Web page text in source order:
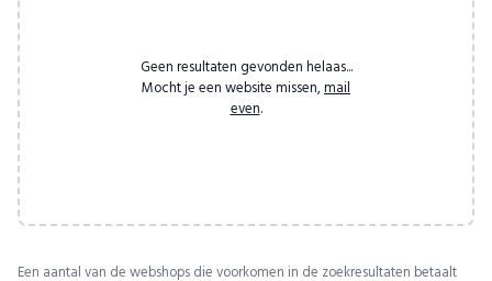
Geen resultaten gevonden helaas...
Mocht je een website missen, mail
even.
Een aantal van de webshops die voorkomen in de zoekresultaten betaalt